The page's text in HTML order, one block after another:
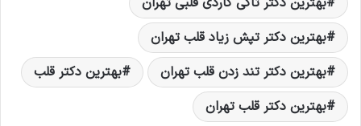
بهترین دکتر تپش زیاد قلب تهران
بهترین دکتر تند زدن قلب تهران
بهترین دکتر قلب
بهترین دکتر قلب تهران